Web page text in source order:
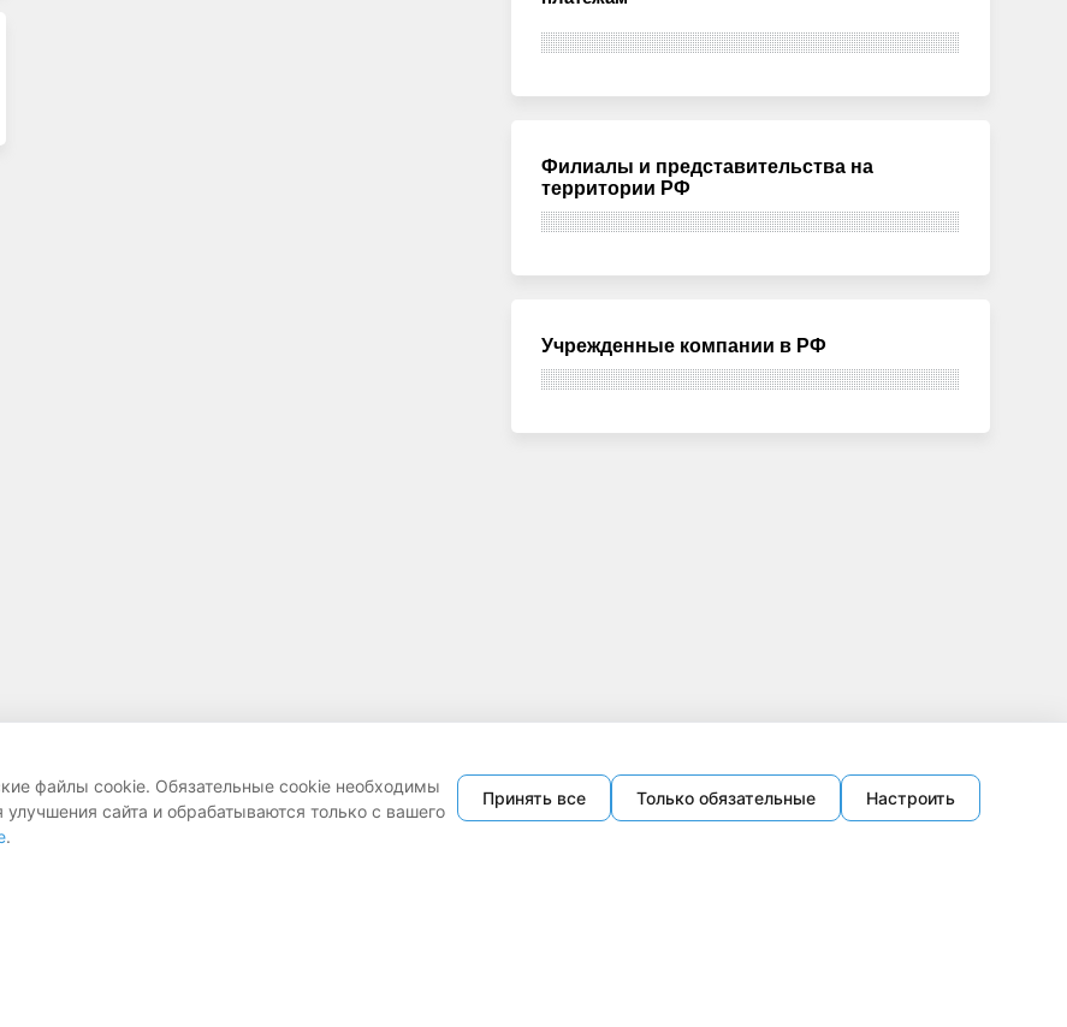
Филиалы и представительства на
территории РФ
Учрежденные компании в РФ
файлы cookie. Обязательные cookie необходимы
сайта и обрабатываются только с вашего
.
Принять все Только обязательные Настроить